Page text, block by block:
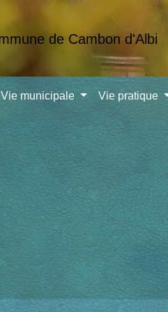
Vie municipale Vie pratique